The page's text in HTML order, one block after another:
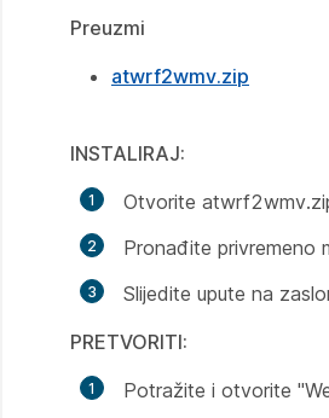
Preuzmi
atwrf2wmv.zip
INSTALIRAJ:
Otvorite
Pronađite privremeno
Slijedite upute na
PRETVORITI:
Potražite i otvorite